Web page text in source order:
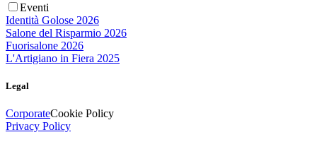
Eventi
Identità Golose 2026
Salone del Risparmio 2026
Fuorisalone 2026
L'Artigiano in Fiera 2025
Legal
CorporateCookie Policy
Privacy Policy